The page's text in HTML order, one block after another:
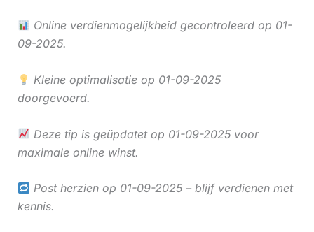
Online verdienmogelijkheid gecontroleerd op 01-
09-2025.
Kleine optimalisatie op 01-09-2025
doorgevoerd.
Deze tip is geüpdatet op 01-09-2025 voor
maximale online winst.
Post herzien op 01-09-2025 – blijf verdienen met
kennis.